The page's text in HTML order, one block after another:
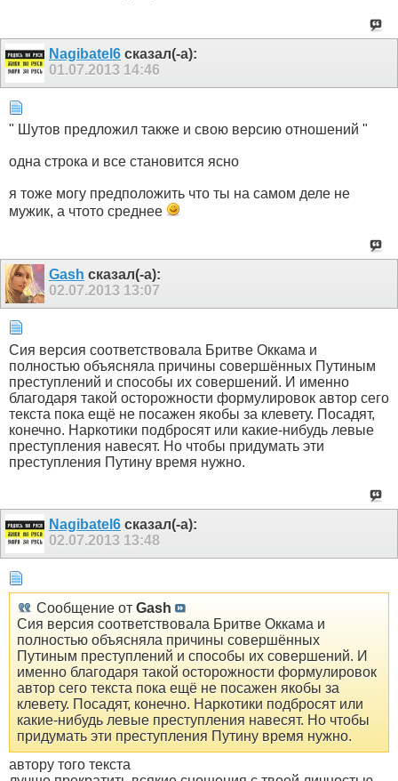
Nagibatel6 сказал(-а):
01.07.2013 14:46
" Шутов предложил также и свою версию отношений "
одна строка и все становится ясно
я тоже могу предположить что ты на самом деле не
мужик, а чтото среднее
Gash сказал(-а):
02.07.2013 13:07
Сия версия соответствовала Бритве Оккама и
полностью объясняла причины совершённых Путиным
преступлений и способы их совершений. И именно
благодаря такой осторожности формулировок автор сего
текста пока ещё не посажен якобы за клевету. Посадят,
конечно. Наркотики подбросят или какие-нибудь левые
преступления навесят. Но чтобы придумать эти
преступления Путину время нужно.
Nagibatel6 сказал(-а):
02.07.2013 13:48
Сообщение от Gash
Сия версия соответствовала Бритве Оккама и
полностью объясняла причины совершённых
Путиным преступлений и способы их совершений. И
именно благодаря такой осторожности формулировок
автор сего текста пока ещё не посажен якобы за
клевету. Посадят, конечно. Наркотики подбросят или
какие-нибудь левые преступления навесят. Но чтобы
придумать эти преступления Путину время нужно.
автору того текста